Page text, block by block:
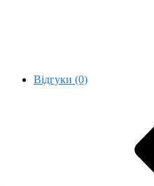
Відгуки (0)